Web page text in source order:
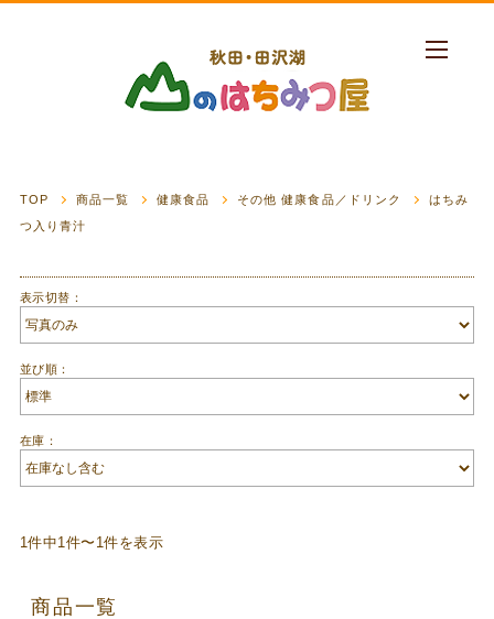
TOP 商品一覧 健康食品 その他 健康食品／ドリンク
はちみ
つ入り青汁
表示切替：
並び順：
在庫：
1件中1件〜1件を表示
商品一覧